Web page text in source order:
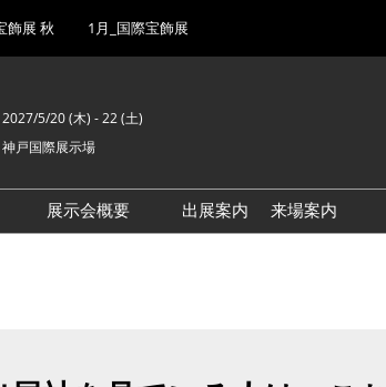
飾展 秋 1月_国際宝飾展
2027/5/20 (木) - 22 (土)
神戸国際展示場
展示会概要
出展案内
来場案内